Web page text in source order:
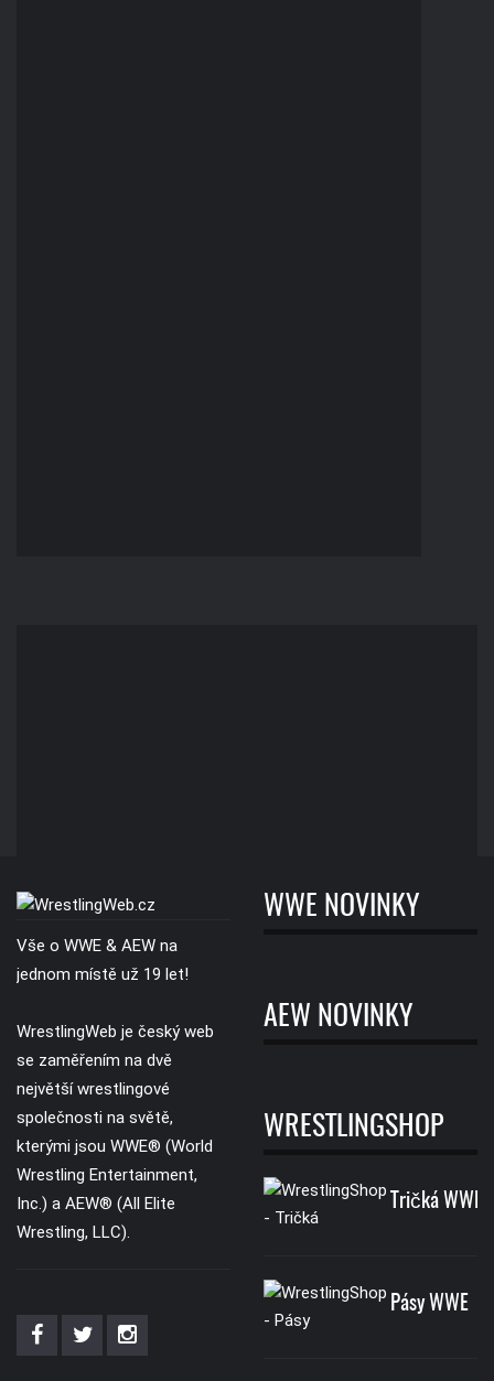
Vše o WWE & AEW na
jednom místě už 19 let!
WrestlingWeb je český web
se zaměřením na dvě
největší wrestlingové
společnosti na světě,
kterými jsou WWE® (World
Wrestling Entertainment,
Inc.) a AEW® (All Elite
Wrestling, LLC).
WWE NOVINKY
AEW NOVINKY
WRESTLINGSHOP
Tričká WWE
Pásy WWE